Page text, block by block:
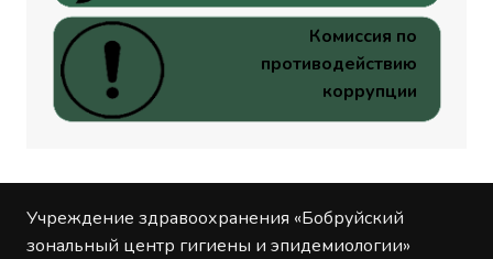
Комиссия по
противодействию
коррупции
Учреждение здравоохранения «Бобруйский
зональный центр гигиены и эпидемиологии»